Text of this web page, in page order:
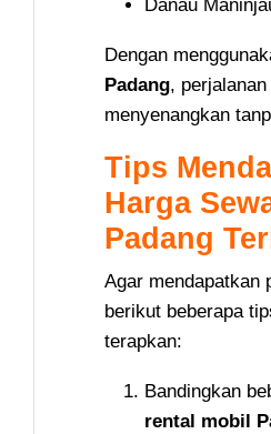
Danau
Dengan
Padang,
menyenangkan
Tips
Harga
Padang
Agar mendapatkan
berikut beberapa
terapkan:
Bandingkan
rental mobil